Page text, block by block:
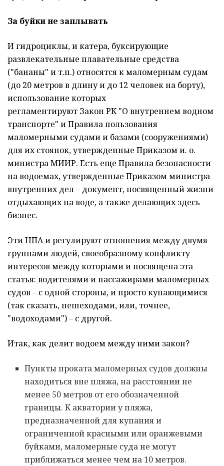
За буйки не заплывать
И гидроциклы, и катера, буксирующие
развлекательные плавательные средства
("бананы" и т.п.) относятся к маломерным судам
(до 20 метров в длину и до 12 человек на борту),
использование которых
регламентируют Закон РК "О внутреннем водном
транспорте" и Правила пользования
маломерными судами и базами (сооружениями)
для их стоянок, утвержденные Приказом и. о.
министра МИИР. Есть еще Правила безопасности
на водоемах, утвержденные Приказом министра
внутренних дел – документ, посвященный жизни
отдыхающих на воде, а также делающих здесь
бизнес.
Эти НПА и регулируют отношения между двумя
группами людей, своеобразному конфликту
интересов между которыми и посвящена эта
статья: водителями и пассажирами маломерных
судов – с одной стороны, и просто купающимися
(так сказать, пешеходами, или, точнее,
"водоходами") – с другой.
Итак, как делит водоем между ними закон?
Пункты проката маломерных судов должны
находиться вне пляжа, на расстоянии не
менее 50 метров от его обозначенной
границы. К акватории у пляжа,
предназначенной для купания и
ограниченной красными или оранжевыми
буйками, маломерные суда не могут
приближаться менее чем на 10 метров.